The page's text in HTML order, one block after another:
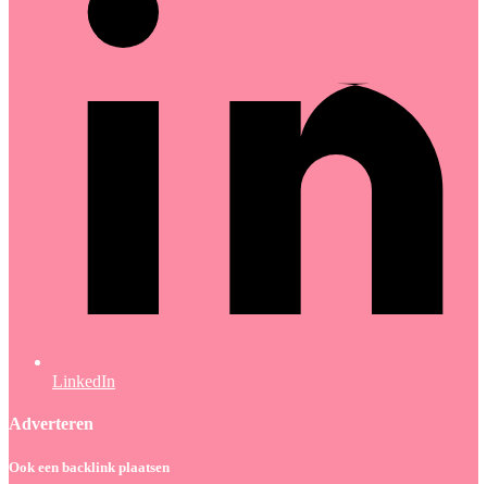
LinkedIn
Adverteren
Ook een backlink plaatsen